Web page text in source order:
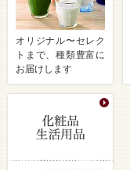
オリジナル〜セレク
トまで、種類豊富に
お届けします